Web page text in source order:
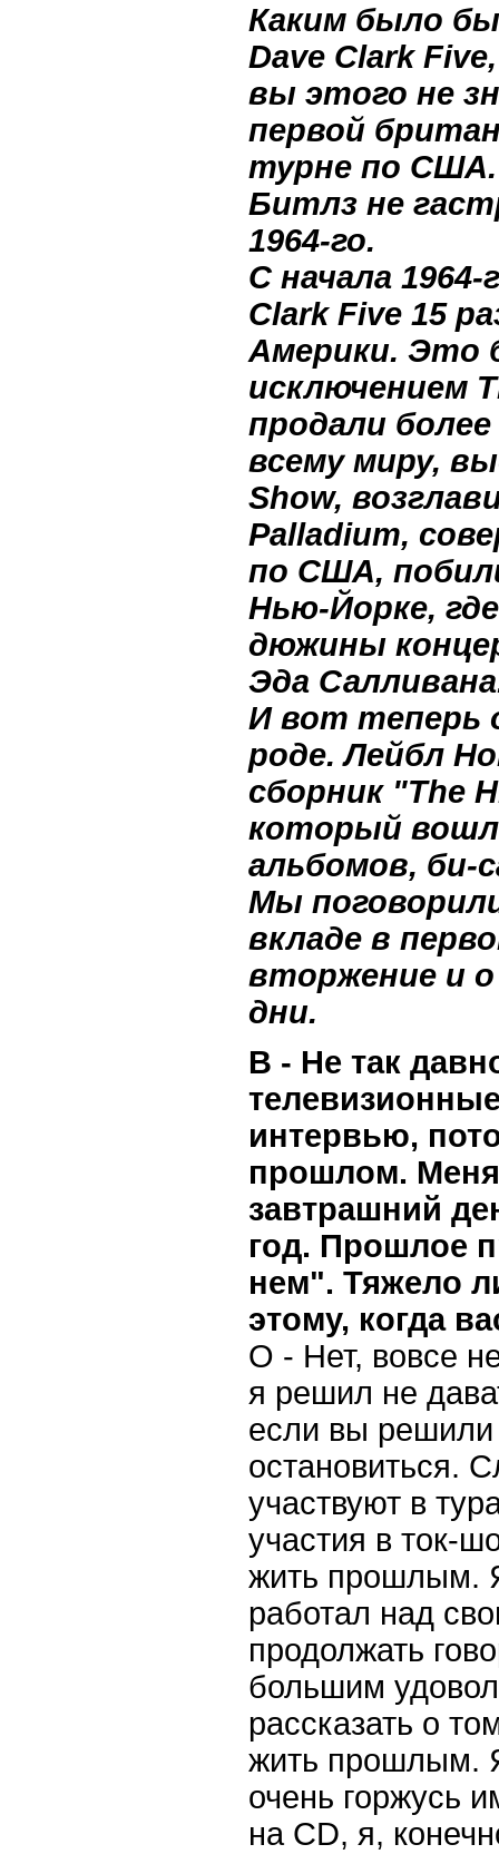
Каким было
Dave Clark
вы этого не
первой
турне по США.
Битлз не
1964-го.
С начала 1964-
Clark Five 15
Америки. Это
исключением
продали
всему миру,
Show,
Palladium,
по США,
Нью-Йорке,
дюжины
Эда
И вот теперь
роде. Лейбл
сборник "Тhe
который
альбомов,
Мы
вкладе в
вторжение и
дни.
В - Не так
интервью,
прошлом. Меня
завтрашний
год. Прошлое
нем". Тяжело
этому, когда
О - Нет, вовсе
я решил не
если вы решили
остановиться.
участвуют в
участия в ток-
жить прошлым.
работал над
продолжать
большим
рассказать о
жить прошлым.
очень горжусь
на CD, я,